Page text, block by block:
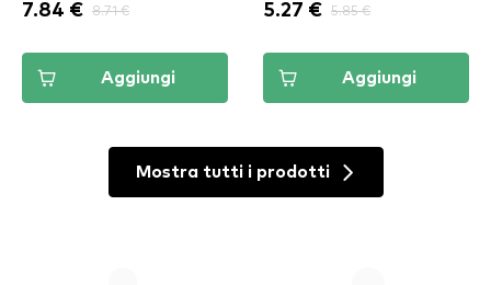
7.84 € 8.71 €
Aggiungi
5.27 € 5.85 €
Aggiungi
Mostra tutti i prodotti